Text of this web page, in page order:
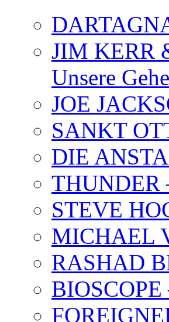
JIM KERR
Unsere
JOE
SANKT
DIE
THUNDER
STEVE
MICHAEL
RASHAD
BIOSCOPE